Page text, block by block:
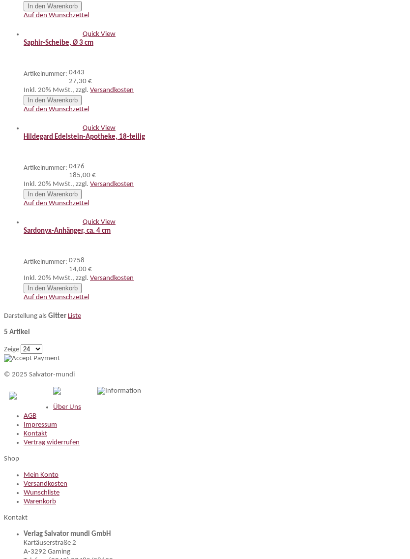
In den Warenkorb
Auf den Wunschzettel
Quick View
Saphir-Scheibe, Ø 3 cm
Artikelnummer: 0443
27,30 €
Inkl. 20% MwSt., zzgl. Versandkosten
In den Warenkorb
Auf den Wunschzettel
Quick View
Hildegard Edelstein-Apotheke, 18-teilig
Artikelnummer: 0476
185,00 €
Inkl. 20% MwSt., zzgl. Versandkosten
In den Warenkorb
Auf den Wunschzettel
Quick View
Sardonyx-Anhänger, ca. 4 cm
Artikelnummer: 0758
14,00 €
Inkl. 20% MwSt., zzgl. Versandkosten
In den Warenkorb
Auf den Wunschzettel
Darstellung als Gitter Liste
5 Artikel
Zeige
© 2025 Salvator-mundi
Information
Über Uns
AGB
Impressum
Kontakt
Vertrag widerrufen
Shop
Mein Konto
Versandkosten
Wunschliste
Warenkorb
Kontakt
Verlag Salvator mundi GmbH
Kartäuserstraße 2
A-3292 Gaming